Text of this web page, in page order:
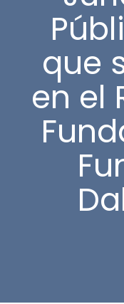
que
en el